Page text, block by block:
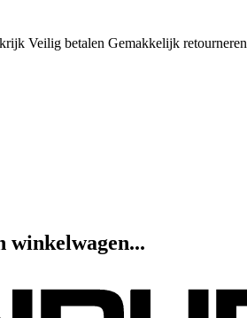
Veilig betalen Gemakkelijk retourneren
winkelwagen...